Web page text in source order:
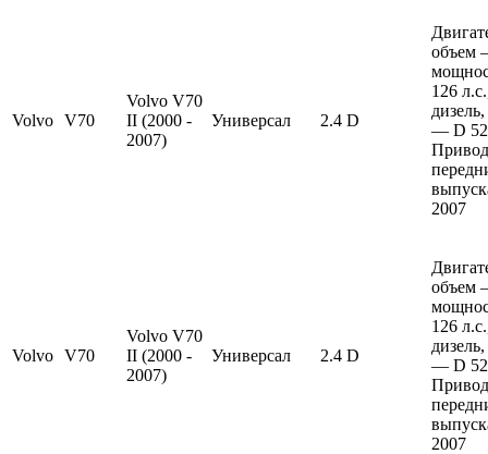
Volvo V70
Volvo V70
II (2000 -
2007)
Универсал 2.4 D
объем
126
— D
2007
Volvo V70
Volvo V70
II (2000 -
2007)
Универсал 2.4 D
объем
126
— D
2007